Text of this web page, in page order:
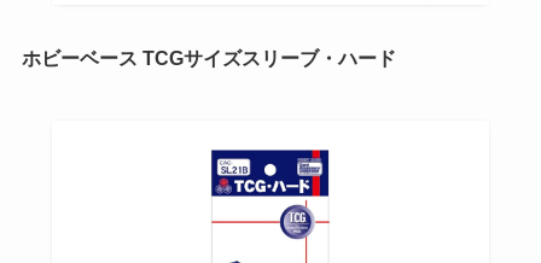
ホビーベース TCGサイズスリーブ・ハード